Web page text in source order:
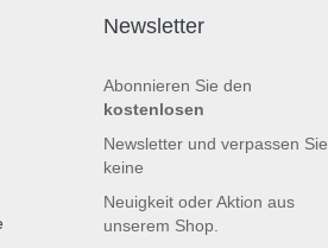
Newsletter
Abonnieren Sie den
kostenlosen
Newsletter und verpassen Sie
keine
Neuigkeit oder Aktion aus
unserem Shop.